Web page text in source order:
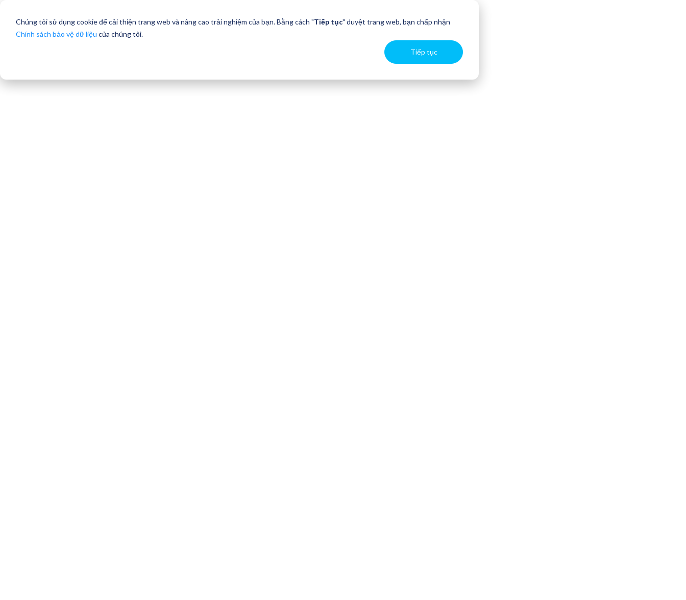
Chúng tôi sử dụng cookie để cải thiện trang web và nâng cao trải nghiệm của bạn. Bằng cách "Tiếp tục" duyệt trang web, bạn chấp nhận
Chính sách bảo vệ dữ liệu của chúng tôi.
Tiếp tục